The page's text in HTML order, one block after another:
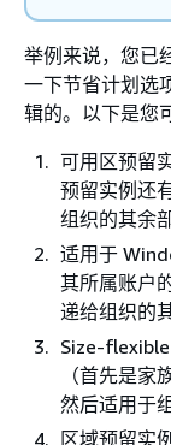
举例来说，您已
一下节省计划选
辑的。以下是您
可用区预留
预留实例还
组织的其余
适用于
其所属账户
递给组织的
Size-
（首先是家
然后适用于
区域预留实